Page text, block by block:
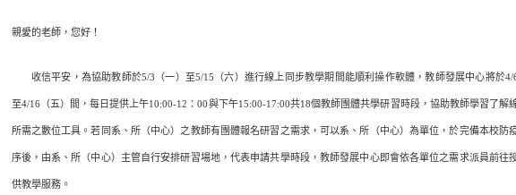
親愛的老師，您好！
收信平安，為協助教師於5/3（一）至5/15（六）進行線上同步教學期間能順利操作軟體，教師發展中心將於4/6
至4/16（五）間，每日提供上午10:00-12：00與下午15:00-17:00共18個教師團體共學研習時段，協助教師學習了解
所需之數位工具。若同系、所（中心）之教師有團體報名研習之需求，可以系、所（中心）為單位，於完備本校防
序後，由系、所（中心）主管自行安排研習場地，代表申請共學時段，教師發展中心即會依各單位之需求派員前往
供教學服務。